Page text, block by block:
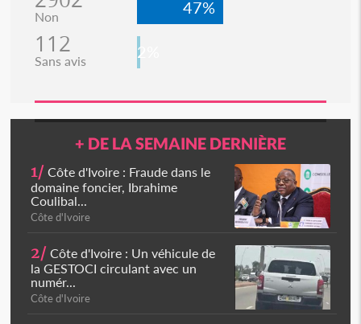
Non 47%
112
Sans avis 2%
+ DE LA SEMAINE DERNIÈRE
1/ Côte d'Ivoire : Fraude dans le
domaine foncier, Ibrahime
Coulibal...
Côte d'Ivoire
2/ Côte d'Ivoire : Un véhicule de
la GESTOCI circulant avec un
numér...
Côte d'Ivoire